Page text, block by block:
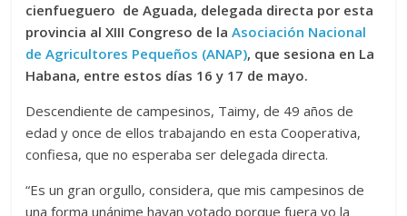
cienfueguero de Aguada, delegada directa por esta
provincia al XIII Congreso de laAsociación Nacional
de Agricultores Pequeños (ANAP), que sesiona en La
Habana, entre estos días 16 y 17 de mayo.
Descendiente de campesinos, Taimy, de 49 años de
edad y once de ellos trabajando en esta Cooperativa,
confiesa, que no esperaba ser delegada directa.
“Es un gran orgullo, considera, que mis campesinos de
una forma unánime hayan votado porque fuera yo la